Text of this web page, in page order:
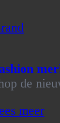
de
meer